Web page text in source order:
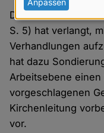
Der
S. 5) hat verlangt,
Verhandlungen
hat dazu
Arbeitsebene
vorgeschlagenen
Kirchenleitung
vor.
Daten
und
Cookies